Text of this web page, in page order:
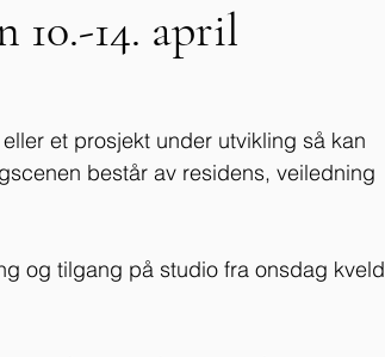
10.-14. april
et prosjekt under utvikling så kan
består av residens, veiledning
og tilgang på studio fra onsdag kveld